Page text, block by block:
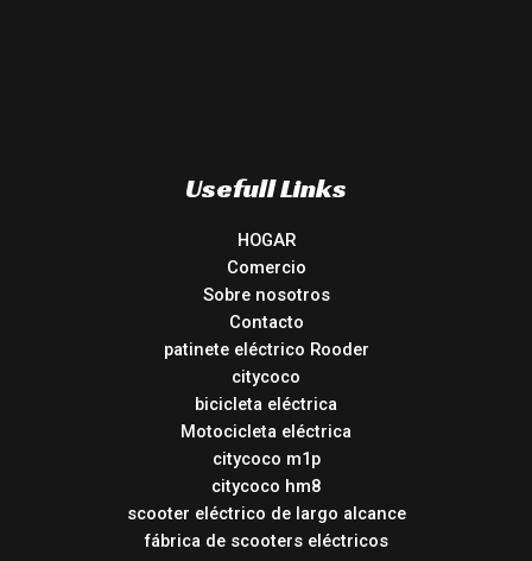
Usefull Links
HOGAR
Comercio
Sobre nosotros
Contacto
patinete eléctrico Rooder
citycoco
bicicleta eléctrica
Motocicleta eléctrica
citycoco m1p
citycoco hm8
scooter eléctrico de largo alcance
fábrica de scooters eléctricos